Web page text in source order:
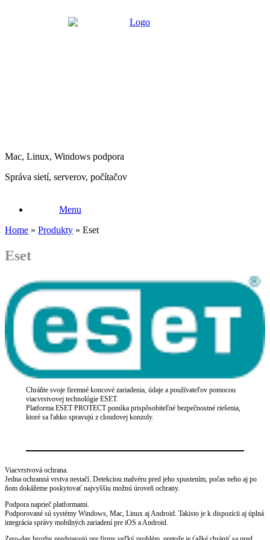
Mac, Linux, Windows podpora
Správa sietí, serverov, počítačov
Menu
Home » Produkty » Eset
Eset
Chráňte svoje firemné koncové zariadenia, údaje a používateľov pomocou
viacvrstvovej technológie ESET.
Platforma ESET PROTECT ponúka prispôsobiteľné bezpečnostné riešenia,
ktoré sa ľahko spravujú z cloudovej konzoly.
Viacvrstvová ochrana.
Jedna ochranná vrstva nestačí. Detekciou malvéru pred jeho spustením, počas neho aj po
ňom dokážeme poskytovať najvyššiu možnú úroveň ochrany.
Podpora naprieč platformami.
Podporované sú systémy Windows, Mac, Linux aj Android. Takisto je k dispozícii aj úplná
integrácia správy mobilných zariadení pre iOS a Android.